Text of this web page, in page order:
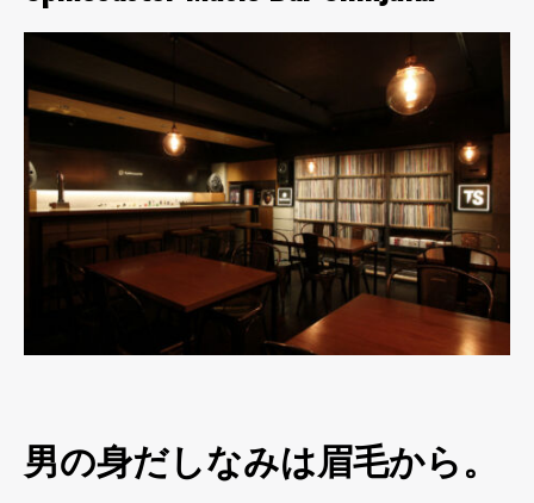
男の身だしなみは眉毛から。